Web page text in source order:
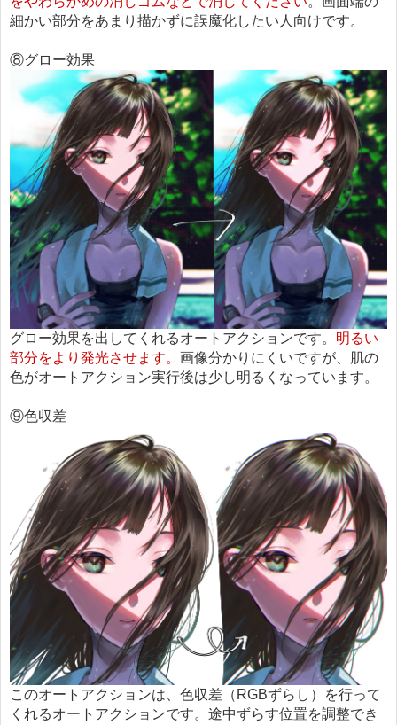
細かい部分をあまり描かずに誤魔化したい人向けです。
⑧グロー効果
グロー効果を出してくれるオートアクションです。 明るい
部分をより発光させます。 画像分かりにくいですが、肌の
色がオートアクション実行後は少し明るくなっています。
⑨色収差
このオートアクションは、色収差（RGBずらし）を行って
くれるオートアクションです。途中ずらす位置を調整でき